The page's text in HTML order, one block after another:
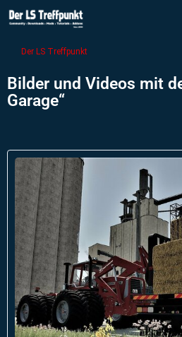
Der LS Treffpunkt
Bilder und Videos mit
Garage“